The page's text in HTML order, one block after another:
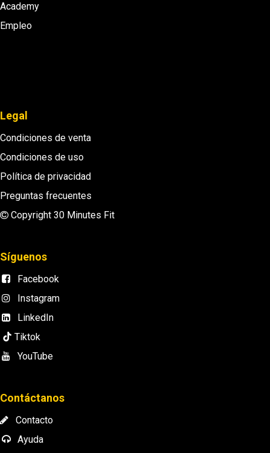
Academy
Empleo
Legal
Condiciones de venta
Condiciones de uso
Política de privacidad
Preguntas frecuentes
Copyright 30 Minutes Fit
Síguenos
Facebook
Instagram
LinkedIn
Tiktok
YouTube
Contáctanos
Contacto
Ayuda